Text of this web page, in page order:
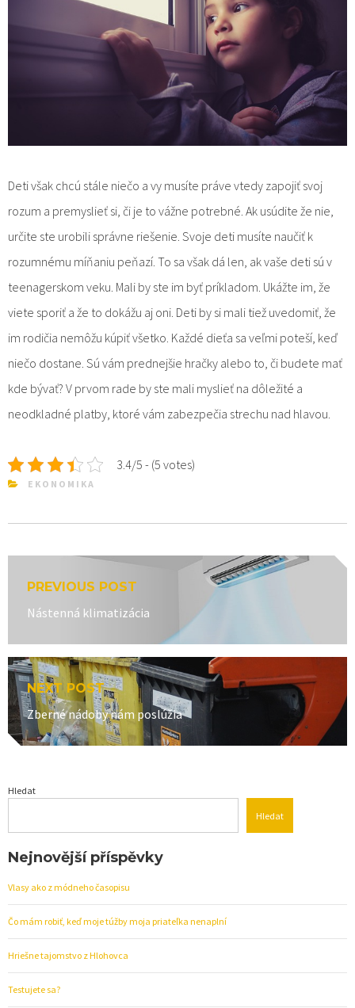
Deti však chcú stále niečo a vy musíte práve vtedy zapojiť svoj
rozum a premyslieť si, či je to vážne potrebné. Ak usúdite že nie,
určite ste urobili správne riešenie. Svoje deti musíte naučiť k
rozumnému míňaniu peňazí. To sa však dá len, ak vaše deti sú v
teenagerskom veku. Mali by ste im byť príkladom. Ukážte im, že
viete sporiť a že to dokážu aj oni. Deti by si mali tiež uvedomiť, že
im rodičia nemôžu kúpiť všetko. Každé dieťa sa veľmi poteší, keď
niečo dostane. Sú vám prednejšie hračky alebo to, či budete mať
kde bývať? V prvom rade by ste mali myslieť na dôležité a
neodkladné platby, ktoré vám zabezpečia strechu nad hlavou.
3.4/5 - (5 votes)
EKONOMIKA
pro
PREVIOUS POST
Previous
Nástenná klimatizácia
NEXT POST
Next
post:
Zberné nádoby nám poslúžia
Hledat
Hledat
Nejnovější příspěvky
Vlasy ako z módneho časopisu
Čo mám robiť, keď moje túžby moja priateľka nenaplní
Hriešne tajomstvo z Hlohovca
Testujete sa?